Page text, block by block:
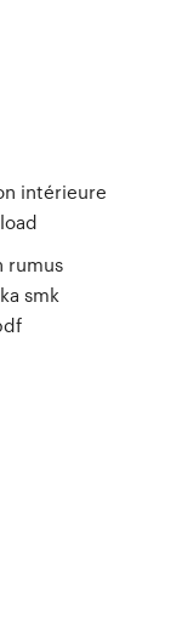
intérieure
rumus
smk